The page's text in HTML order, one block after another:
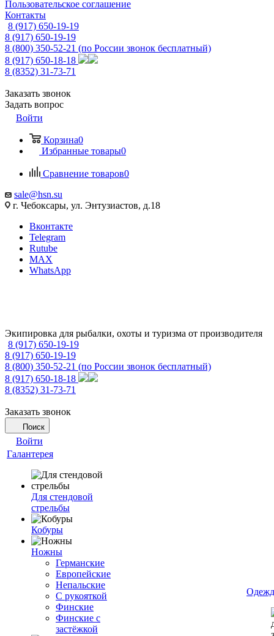
Пользовательское соглашение
Контакты
8 (917) 650-19-19
8 (917) 650-19-19
8 (800) 350-52-21 (по России звонок бесплатный)
8 (917) 650-18-18
8 (8352) 31-73-71
Заказать звонок
Задать вопрос
Войти
Корзина0
Избранные товары0
Сравнение товаров0
sale@hsn.su
г. Чебоксары, ул. Энтузиастов, д.18
Вконтакте
Telegram
Rutube
MAX
WhatsApp
Экипировка для рыбалки, охоты и туризма от производителя
8 (917) 650-19-19
8 (917) 650-19-19
8 (800) 350-52-21 (по России звонок бесплатный)
8 (917) 650-18-18
8 (8352) 31-73-71
Заказать звонок
Поиск
Войти
Галантерея
Для стендовой
стрельбы
Кобуры
Ножны
Германские
Европейские
Непальские
С рукояткой
Финские
Финские с
застёжкой